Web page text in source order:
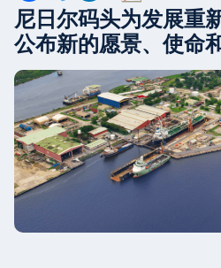
尼日尔码头为发展重
公布新的愿景、使命